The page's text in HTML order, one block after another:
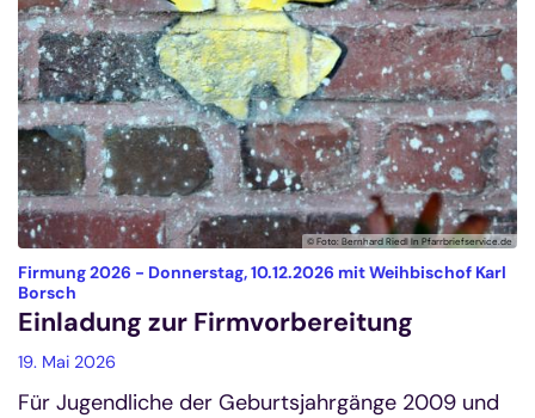
© Foto: Bernhard Riedl In Pfarrbriefservice.de
Firmung 2026 - Donnerstag, 10.12.2026 mit Weihbischof Karl
Borsch
Einladung zur Firmvorbereitung
19. Mai 2026
Für Jugendliche der Geburtsjahrgänge 2009 und